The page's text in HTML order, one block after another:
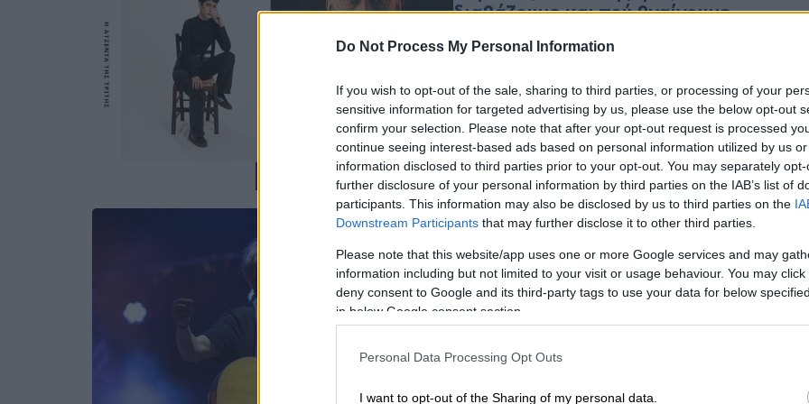
Do Not Process My Personal Information
If you wish to opt-out of the sale, sharing to third parties, or processing of your
sensitive information for targeted advertising by us, please use the below opt-out
confirm your selection. Please note that after your opt-out request is processed
continue seeing interest-based ads based on personal information utilized by us
information disclosed to third parties prior to your opt-out. You may separately
further disclosure of your personal information by third parties on the IAB’s list of
participants. This information may also be disclosed by us to third parties on the
Downstream Participants that may further disclose it to other third parties.
Please note that this website/app uses one or more Google services and may
information including but not limited to your visit or usage behaviour. You may
deny consent to Google and its third-party tags to use your data for below
in below Google consent section.
Personal Data Processing Opt Outs
I want to opt-out of the Sharing of my personal data.
διαβάζουμε και πού βγαίνουμε
σήμερα Τρίτη 28 Απριλίου
να δείτε, να ακούσετε και να
διαβάσετε, για να είστε πάντα
ενημερωμένοι για ό,τι συμβαίνει στην
πόλη
Μουσική|24.04.2026 21:15
Και δεύτερη συναυλία για τον
Μίλτο Πασχαλίδη στο Θέατρο
Βράχων μετά το sold out της
χωρέσει όλο το σύμπαν του Μίλτου